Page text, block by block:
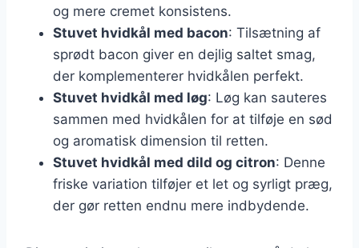
og mere cremet konsistens.
Stuvet hvidkål med bacon: Tilsætning af
sprødt bacon giver en dejlig saltet smag,
der komplementerer hvidkålen perfekt.
Stuvet hvidkål med løg: Løg kan sauteres
sammen med hvidkålen for at tilføje en sød
og aromatisk dimension til retten.
Stuvet hvidkål med dild og citron: Denne
friske variation tilføjer et let og syrligt præg,
der gør retten endnu mere indbydende.